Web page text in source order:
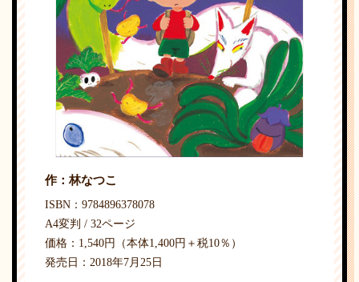
作：林なつこ
ISBN：9784896378078
A4変判 / 32ページ
価格：1,540円（本体1,400円＋税10％）
発売日：2018年7月25日